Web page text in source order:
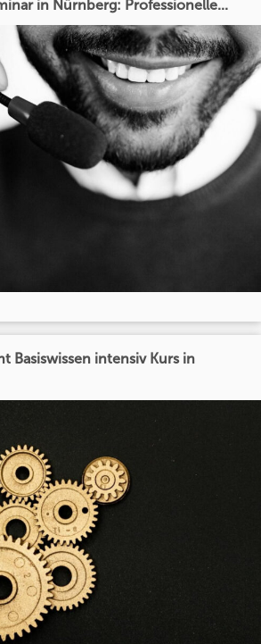
in Nürnberg: Professionelle...
Basiswissen intensiv Kurs in